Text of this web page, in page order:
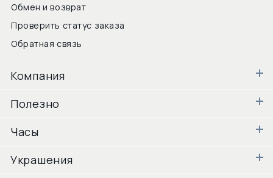
Обмен и возврат
Проверить статус заказа
Обратная связь
Компания
Полезно
Часы
Украшения